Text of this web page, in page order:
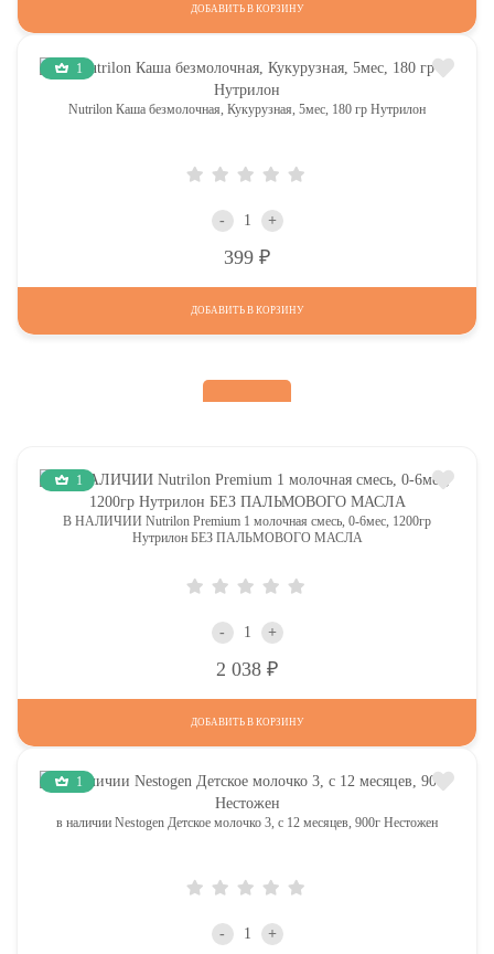
ДОБАВИТЬ В КОРЗИНУ
1
Nutrilon Каша безмолочная, Кукурузная, 5мес, 180 гр Нутрилон
- +
399
ДОБАВИТЬ В КОРЗИНУ
1
В НАЛИЧИИ Nutrilon Premium 1 молочная смесь, 0-6мес, 1200гр
Нутрилон БЕЗ ПАЛЬМОВОГО МАСЛА
- +
2 038
ДОБАВИТЬ В КОРЗИНУ
1
в наличии Nestogen Детское молочко 3, c 12 месяцев, 900г Нестожен
- +